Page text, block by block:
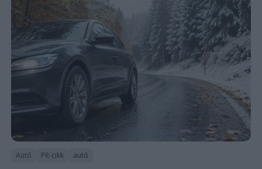
Autó PR-cikk autó